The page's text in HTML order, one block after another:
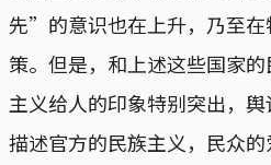
先”的意识也在上升，乃至在
策。但是，和上述这些国家
主义给人的印象特别突出，
描述官方的民族主义，民众